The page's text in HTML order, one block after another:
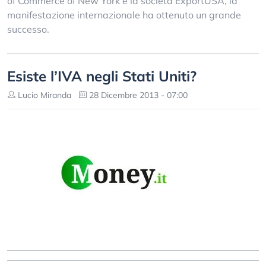
manifestazione internazionale ha ottenuto un grande
successo.
Esiste l’IVA negli Stati Uniti?
Lucio Miranda 28 Dicembre 2013 - 07:00